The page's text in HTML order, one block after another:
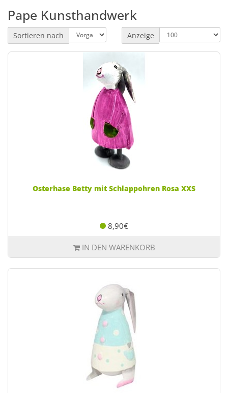
Pape Kunsthandwerk
Sortieren nach Anzeige
Osterhase Betty mit Schlappohren Rosa XXS
8,90€
IN DEN WARENKORB